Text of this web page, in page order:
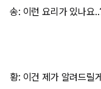
송: 이런 요리가 있나요
황: 이건 제가 알려드릴